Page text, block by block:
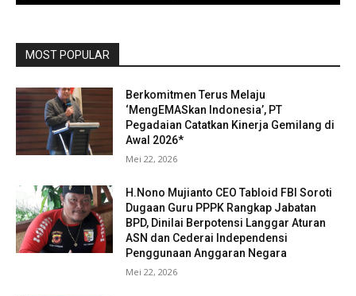
MOST POPULAR
Berkomitmen Terus Melaju
‘MengEMASkan Indonesia’, PT
Pegadaian Catatkan Kinerja Gemilang di
Awal 2026*
Mei 22, 2026
H.Nono Mujianto CEO Tabloid FBI Soroti
Dugaan Guru PPPK Rangkap Jabatan
BPD, Dinilai Berpotensi Langgar Aturan
ASN dan Cederai Independensi
Penggunaan Anggaran Negara
Mei 22, 2026